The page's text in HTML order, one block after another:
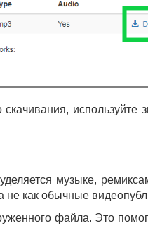
используйте
музыке,
не как обычные
файла. Это